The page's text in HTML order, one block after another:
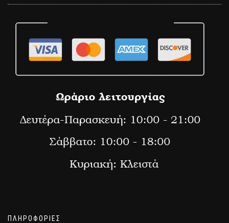
ΠΛΗΡΟΦΟΡΙΕΣ